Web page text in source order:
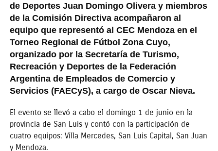
de Deportes Juan Domingo Olivera y miembros
de la Comisión Directiva acompañaron al
equipo que representó al CEC Mendoza en el
Torneo Regional de Fútbol Zona Cuyo,
organizado por la Secretaría de Turismo,
Recreación y Deportes de la Federación
Argentina de Empleados de Comercio y
Servicios (FAECyS), a cargo de Oscar Nieva.
El evento se llevó a cabo el domingo 1 de junio en la
provincia de San Luis y contó con la participación de
cuatro equipos: Villa Mercedes, San Luis Capital, San Juan
y Mendoza.